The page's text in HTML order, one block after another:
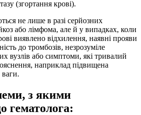
(згортання крові).
не лише в разі серйозних
або лімфома, але й у випадках, коли
виявлено відхилення, наявні прояви
до тромбозів, незрозуміле
вузлів або симптоми, які тривалий
наприклад підвищена
ваги.
з якими
гематолога: